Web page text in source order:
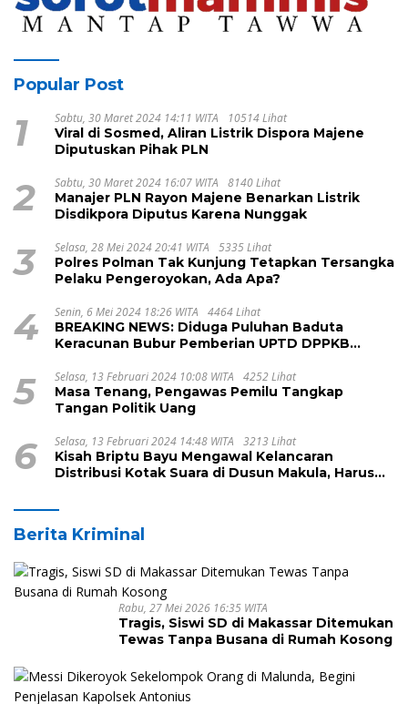
Popular Post
1 Sabtu, 30 Maret 2024 14:11 WITA 10514 Lihat
Viral di Sosmed, Aliran Listrik Dispora Majene
Diputuskan Pihak PLN
2 Sabtu, 30 Maret 2024 16:07 WITA 8140 Lihat
Manajer PLN Rayon Majene Benarkan Listrik
Disdikpora Diputus Karena Nunggak
3 Selasa, 28 Mei 2024 20:41 WITA 5335 Lihat
Polres Polman Tak Kunjung Tetapkan Tersangka
Pelaku Pengeroyokan, Ada Apa?
4 Senin, 6 Mei 2024 18:26 WITA 4464 Lihat
BREAKING NEWS: Diduga Puluhan Baduta
Keracunan Bubur Pemberian UPTD DPPKB
5 Selasa, 13 Februari 2024 10:08 WITA 4252 Lihat
Masa Tenang, Pengawas Pemilu Tangkap
Tangan Politik Uang
6 Selasa, 13 Februari 2024 14:48 WITA 3213 Lihat
Kisah Briptu Bayu Mengawal Kelancaran
Distribusi Kotak Suara di Dusun Makula, Harus
Berita Kriminal
Rabu, 27 Mei 2026 16:35 WITA
Tragis, Siswi SD di Makassar Ditemukan
Tewas Tanpa Busana di Rumah Kosong